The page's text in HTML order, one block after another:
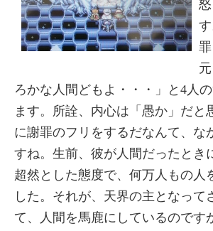
ろかな人間どもよ・・・」と4人
ます。所詮、内心は「愚か」だと
に謝罪のフリをするだなんて、な
すね。生前、彼が人間だったとき
超然とした態度で、何万人もの人
した。それが、天界の主となって
て、人間を馬鹿にしているのです